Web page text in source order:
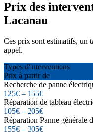
Prix des
Lacanau
Ces prix sont estimatifs, un
appel.
Types d'interventions
Prix à partir de
Recherche de panne
125€ – 155€
Réparation de tableau
105€ – 205€
Réparation Panne générale
155€ – 305€